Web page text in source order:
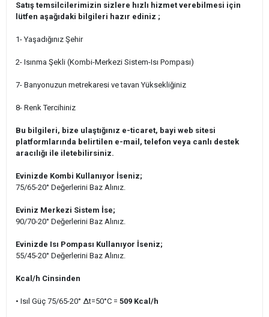
Satış temsilcilerimizin sizlere hızlı hizmet verebilmesi için
lütfen aşağıdaki bilgileri hazır ediniz ;
1- Yaşadığınız Şehir
2- Isınma Şekli (Kombi-Merkezi Sistem-Isı Pompası)
7- Banyonuzun metrekaresi ve tavan Yüksekliğiniz
8- Renk Tercihiniz
Bu bilgileri, bize ulaştığınız e-ticaret, bayi web sitesi
platformlarında belirtilen e-mail, telefon veya canlı destek
aracılığı ile iletebilirsiniz.
Evinizde Kombi Kullanıyor İseniz;
75/65-20° Değerlerini Baz Alınız.
Eviniz Merkezi Sistem İse;
90/70-20° Değerlerini Baz Alınız.
Evinizde Isı Pompası Kullanıyor İseniz;
55/45-20° Değerlerini Baz Alınız.
Kcal/h Cinsinden
• Isıl Güç 75/65-20° ∆t=50°C = 509 Kcal/h